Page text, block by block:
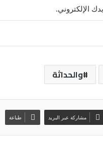
الإلكتروني.
والحداثة
مشاركة عبر البريد طباعة